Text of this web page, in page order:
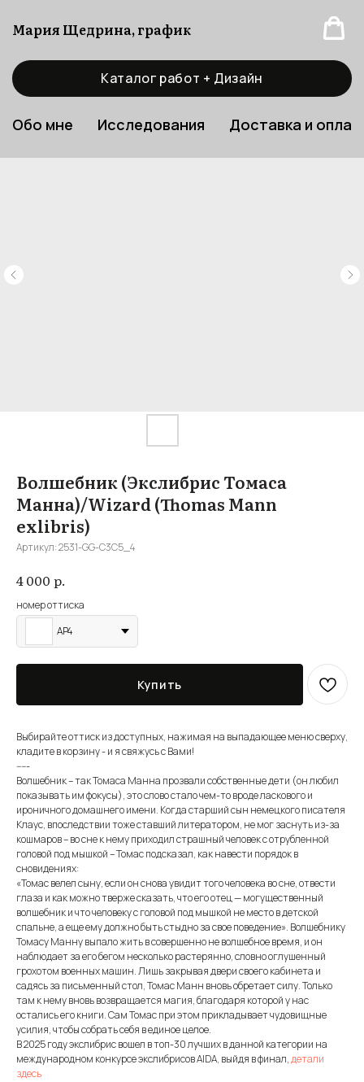
Мария Щедрина, график
Каталог работ + Дизайн
Обо мне Исследования Доставка и
Волшебник (Экслибрис Томаса
Манна)/Wizard (Thomas Mann
exlibris)
Артикул:2531-GG-С3С5_4
4 000 р.
номер оттиска
AP4
Купить
Выбирайте оттиск из доступных, нажимая на выпадающее меню сверху,
кладите в корзину - и я свяжусь с Вами!
-----
Волшебник – так Томаса Манна прозвали собственные дети (он любил
показывать им фокусы), это слово стало чем-то вроде ласкового и
ироничного домашнего имени. Когда старший сын немецкого писателя
Клаус, впоследствии тоже ставший литератором, не мог заснуть из-за
кошмаров – во сне к нему приходил страшный человек с отрубленной
головой под мышкой – Томас подсказал, как навести порядок в
сновидениях:
«Томас велел сыну, если он снова увидит того человека во сне, отвести
глаза и как можно тверже сказать, что его отец — могущественный
волшебник и что человеку с головой под мышкой не место в детской
спальне, а еще ему должно быть стыдно за свое поведение». Волшебнику
Томасу Манну выпало жить в совершенно не волшебное время, и он
наблюдает за его бегом несколько растерянно, словно оглушенный
грохотом военных машин. Лишь закрывая двери своего кабинета и
садясь за письменный стол, Томас Манн вновь обретает силу. Только
там к нему вновь возвращается магия, благодаря которой у нас
остались его книги. Сам Томас при этом прикладывает чудовищные
усилия, чтобы собрать себя в единое целое.
В 2025 году экслибрис вошел в топ-30 лучших в данной категории на
международном конкурсе экслибрисов AIDA, выйдя в финал,детали
здесь